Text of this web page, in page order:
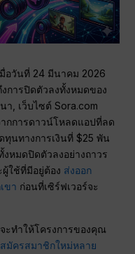
มื่อวันที่ 24 มีนาคม 2026
การปิดตัวลงทั้งหมดของ
, เว็บไซต์ Sora.com
ากการดาวน์โหลดแอปที่ลด
นทางการเงินที่ $25 พัน
หมดปิดตัวลงอย่างถาวร
ใช้ที่มีอยู่ต้อง ส่งออก
ขา ก่อนที่เซิร์ฟเวอร์จะ
ะทำให้โครงการของคุณ
มัครสมาชิกใหม่หลาย